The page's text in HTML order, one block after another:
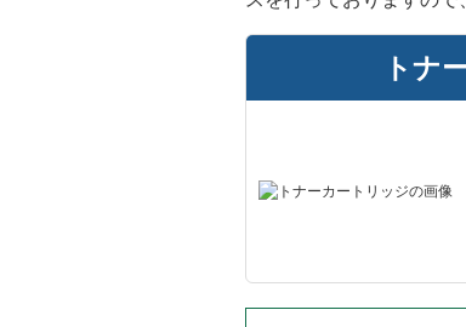
トナ